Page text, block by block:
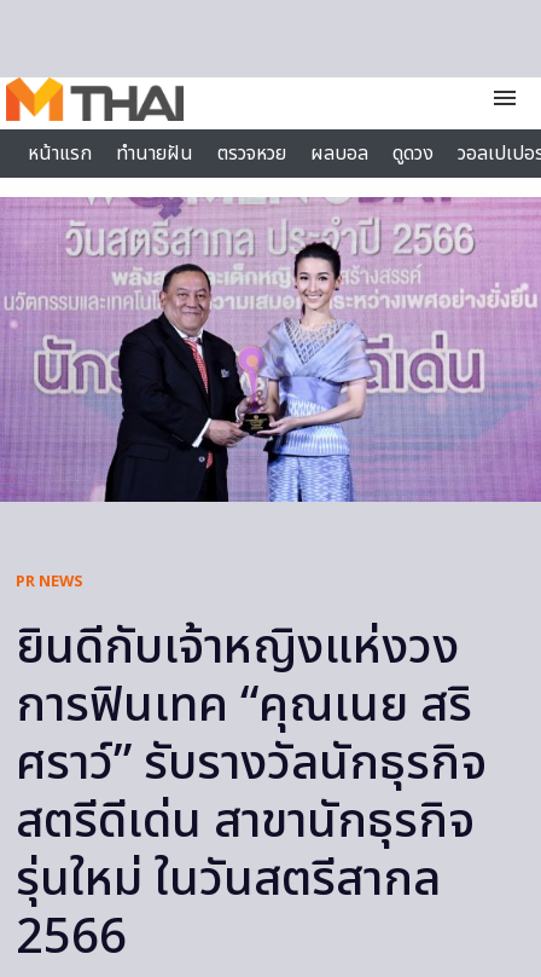
menu
หน้าแรก
ทำนายฝัน ตรวจหวย ผลบอล ดูดวง
วอลเปเป
ไลฟ์สไตล์
PR NEWS
ยินดีกับเจ้าหญิงแห่งวง
การฟินเทค “คุณเนย สริ
ศราว์” รับรางวัลนักธุรกิจ
สตรีดีเด่น สาขานักธุรกิจ
รุ่นใหม่ ในวันสตรีสากล
2566